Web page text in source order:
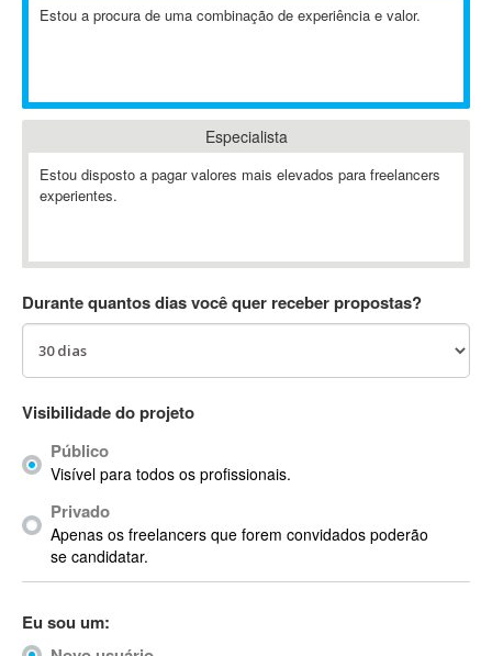
AbleCommerce
Ableton Push
Abstract Window Toolkit (AWT)
Absynth
ACARS
AccountMate
ACDSee
ACID Pro
ACPI
Acrobat
Acrobat X
Acronis
Actian
Actimize
ActionScript
Active Directory
Estou a procura de uma combinação de experiência e valor.
Especialista
Estou disposto a pagar valores mais elevados para freelancers
experientes.
Durante quantos dias você quer receber propostas?
Visibilidade do projeto
Público
Visível para todos os profissionais.
Privado
Apenas os freelancers que forem convidados poderão
se candidatar.
Eu sou um: